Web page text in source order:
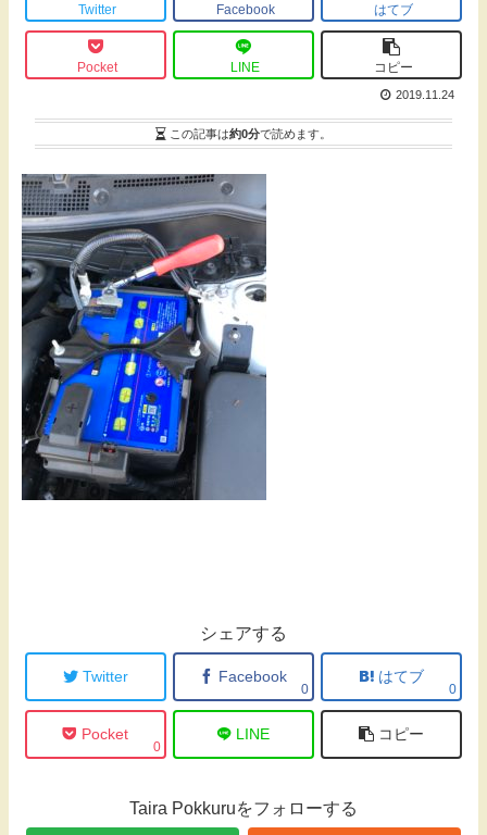
Twitter Facebook はてブ
Pocket LINE コピー
2019.11.24
この記事は約0分で読めます。
シェアする
Twitter Facebook
0
はてブ
0
Pocket
0
LINE コピー
Taira Pokkuruをフォローする